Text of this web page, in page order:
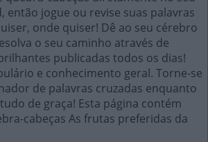
então jogue ou revise suas palavras
onde quiser! Dê ao seu cérebro
o seu caminho através de
publicadas todos os dias!
e conhecimento geral. Torne-se
de palavras cruzadas enquanto
de graça! Esta página contém
cabeças As frutas preferidas da